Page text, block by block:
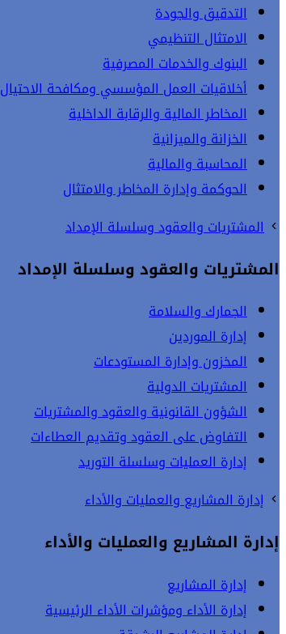
التدقيق والجودة
الامتثال التنظيمي
البنوك والخدمات المصرفية
أخلاقيات العمل المؤسسي ومكافحة الاحتيال
المخاطر المالية والرقابة الداخلية
الخزانة والميزانية
المحاسبة والمالية
الحوكمة وإدارة المخاطر والامتثال
المشتريات والعقود وسلسلة الإمداد
المشتريات والعقود وسلسلة الإمداد
الجمارك والسلامة
إدارة الموردين
المخزون وإدارة المستودعات
المشتريات الدولية
الشؤون القانونية والعقود والمشتريات
التفاوض على العقود وتقديم العطاءات
إدارة العمليات وسلسلة التوريد
إدارة المشاريع والعمليات والأداء
إدارة المشاريع والعمليات والأداء
إدارة المشاريع
إدارة الأداء ومؤشرات الأداء الرئيسية